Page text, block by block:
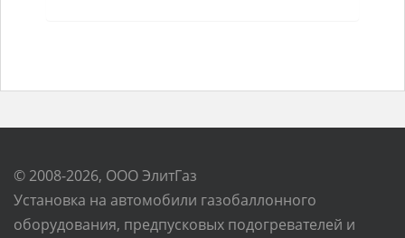
© 2008-2026, ООО ЭлитГаз
Установка на автомобили газобаллонного
оборудования, предпусковых подогревателей и